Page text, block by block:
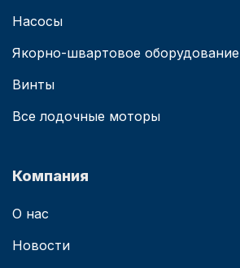
Насосы
Якорно-швартовое оборудование
Винты
Все лодочные моторы
Компания
О нас
Новости